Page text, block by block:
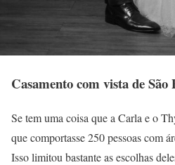
Casamento com vista de São
Se tem uma coisa que a Carla e o
que comportasse 250 pessoas com
Isso limitou bastante as escolhas